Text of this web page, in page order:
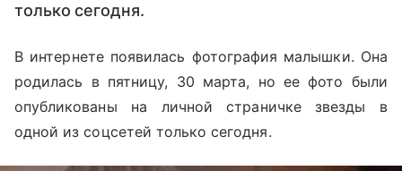
только сегодня.
В интернете появилась фотография малышки. Она
родилась в пятницу, 30 марта, но ее фото были
опубликованы на личной страничке звезды в
одной из соцсетей только сегодня.